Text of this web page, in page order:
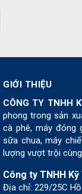
GIỚI THIỆU
CÔNG TY TNHH
phong trong sản
cà phê, máy đóng
sữa chua, máy
lượng vượt trội
Công ty TNHH
Địa chỉ: 229/25C Hồ